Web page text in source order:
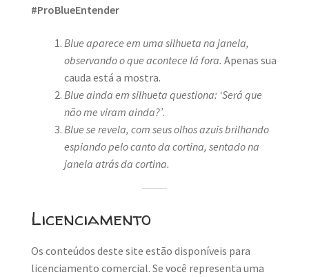
#ProBlueEntender
Blue aparece em uma silhueta na janela,
observando o que acontece lá fora. Apenas sua
cauda está a mostra.
Blue ainda em silhueta questiona: ‘Será que
não me viram ainda?’.
Blue se revela, com seus olhos azuis brilhando
espiando pelo canto da cortina, sentado na
janela atrás da cortina.
Licenciamento
Os conteúdos deste site estão disponíveis para
licenciamento comercial. Se você representa uma